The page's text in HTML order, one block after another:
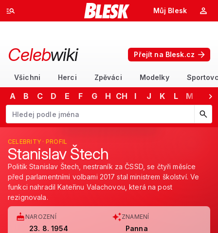
Můj Blesk
Celebwiki Přejít na Blesk.cz
Všichni Herci Zpěváci Modelky
A B C D E F G H CH I J K L M
Začněte psát jméno. Šipkami dolů a nahoru procházejte návrhy,
CELEBRITY · PROFIL
Stanislav Štech
Politik Stanislav Štech, nestraník za ČSSD, se čtyři měsíce
před parlamentními volbami 2017 stal ministrem školství. Ve
funkci nahradil Kateřinu Valachovou, která na post
rezignovala.
NAROZENÍ
23. 8. 1954
ZNAMENÍ
Panna